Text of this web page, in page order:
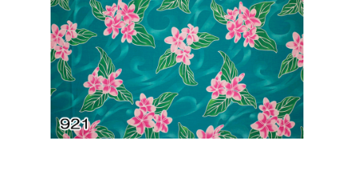
FAX :045-507-9069
espoir@espoirhula.com